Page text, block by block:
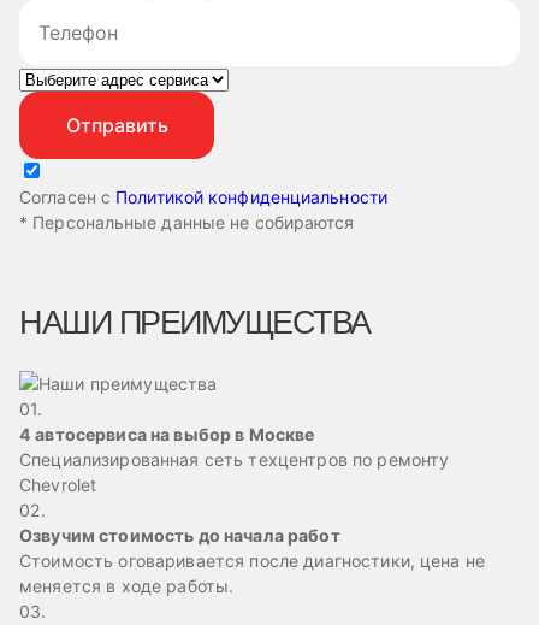
Согласен с Политикой конфиденциальности
* Персональные данные не собираются
НАШИ ПРЕИМУЩЕСТВА
01.
4 автосервиса на выбор в Москве
Специализированная сеть техцентров по ремонту
Chevrolet
02.
Озвучим стоимость до начала работ
Стоимость оговаривается после диагностики, цена не
меняется в ходе работы.
03.